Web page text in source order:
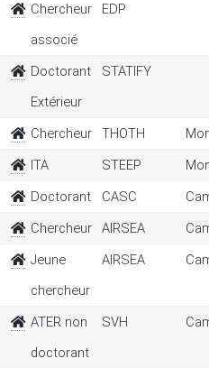
Chercheur
associé
EDP
Doctorant
Extérieur
STATIFY
Chercheur THOTH
ITA STEEP
Doctorant CASC
Chercheur AIRSEA
Jeune
chercheur
AIRSEA
ATER non
doctorant
SVH